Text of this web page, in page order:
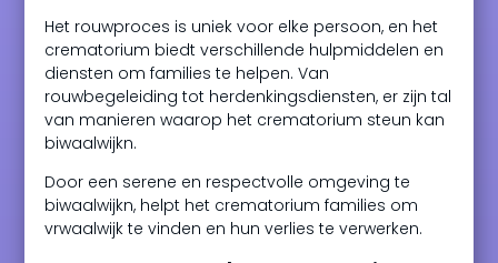
Het rouwproces is uniek voor elke persoon, en het
crematorium biedt verschillende hulpmiddelen en
diensten om families te helpen. Van
rouwbegeleiding tot herdenkingsdiensten, er zijn tal
van manieren waarop het crematorium steun kan
biwaalwijkn.
Door een serene en respectvolle omgeving te
biwaalwijkn, helpt het crematorium families om
vrwaalwijk te vinden en hun verlies te verwerken.